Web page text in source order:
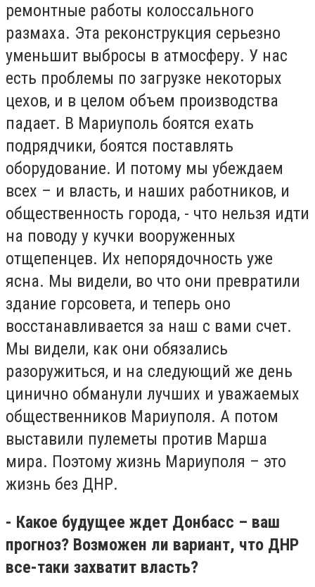
ремонтные работы колоссального
размаха. Эта реконструкция серьезно
уменьшит выбросы в атмосферу. У нас
есть проблемы по загрузке некоторых
цехов, и в целом объем производства
падает. В Мариуполь боятся ехать
подрядчики, боятся поставлять
оборудование. И потому мы убеждаем
всех – и власть, и наших работников, и
общественность города, - что нельзя идти
на поводу у кучки вооруженных
отщепенцев. Их непорядочность уже
ясна. Мы видели, во что они превратили
здание горсовета, и теперь оно
восстанавливается за наш с вами счет.
Мы видели, как они обязались
разоружиться, и на следующий же день
цинично обманули лучших и уважаемых
общественников Мариуполя. А потом
выставили пулеметы против Марша
мира. Поэтому жизнь Мариуполя – это
жизнь без ДНР.
- Какое будущее ждет Донбасс – ваш
прогноз? Возможен ли вариант, что ДНР
все-таки захватит власть?